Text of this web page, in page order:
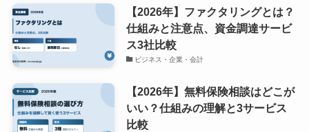
【2026年】ファクタリングとは？
仕組みと注意点、資金調達サービ
ス3社比較
ビジネス・企業・会計
【2026年】無料保険相談はどこが
いい？仕組みの理解と3サービス
比較